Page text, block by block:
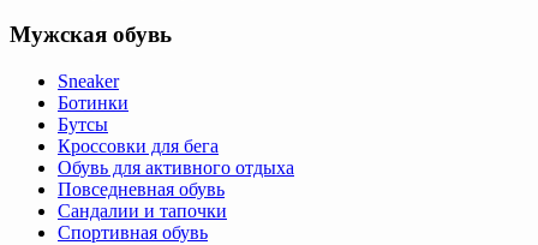
Мужская обувь
Sneaker
Ботинки
Бутсы
Кроссовки для бега
Обувь для активного отдыха
Повседневная обувь
Сандалии и тапочки
Спортивная обувь